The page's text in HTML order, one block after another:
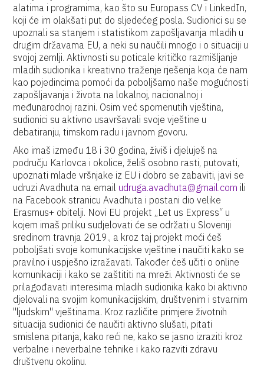
alatima i programima, kao što su Europass CV i LinkedIn,
koji će im olakšati put do sljedećeg posla. Sudionici su se
upoznali sa stanjem i statistikom zapošljavanja mladih u
drugim državama EU, a neki su naučili mnogo i o situaciji u
svojoj zemlji. Aktivnosti su poticale kritičko razmišljanje
mladih sudionika i kreativno traženje rješenja koja će nam
kao pojedincima pomoći da poboljšamo naše mogućnosti
zapošljavanja i života na lokalnoj, nacionalnoj i
međunarodnoj razini. Osim već spomenutih vještina,
sudionici su aktivno usavršavali svoje vještine u
debatiranju, timskom radu i javnom govoru.
Ako imaš između 18 i 30 godina, živiš i djeluješ na
području Karlovca i okolice, želiš osobno rasti, putovati,
upoznati mlade vršnjake iz EU i dobro se zabaviti, javi se
udruzi Avadhuta na email udruga.avadhuta@gmail.com ili
na Facebook stranicu Avadhuta i postani dio velike
Erasmus+ obitelji. Novi EU projekt „Let us Express“ u
kojem imaš priliku sudjelovati će se održati u Sloveniji
sredinom travnja 2019., a kroz taj projekt moći ćeš
poboljšati svoje komunikacijske vještine i naučiti kako se
pravilno i uspješno izražavati. Također ćeš učiti o online
komunikaciji i kako se zaštititi na mreži. Aktivnosti će se
prilagođavati interesima mladih sudionika kako bi aktivno
djelovali na svojim komunikacijskim, društvenim i stvarnim
"ljudskim" vještinama. Kroz različite primjere životnih
situacija sudionici će naučiti aktivno slušati, pitati
smislena pitanja, kako reći ne, kako se jasno izraziti kroz
verbalne i neverbalne tehnike i kako razviti zdravu
društvenu okolinu.